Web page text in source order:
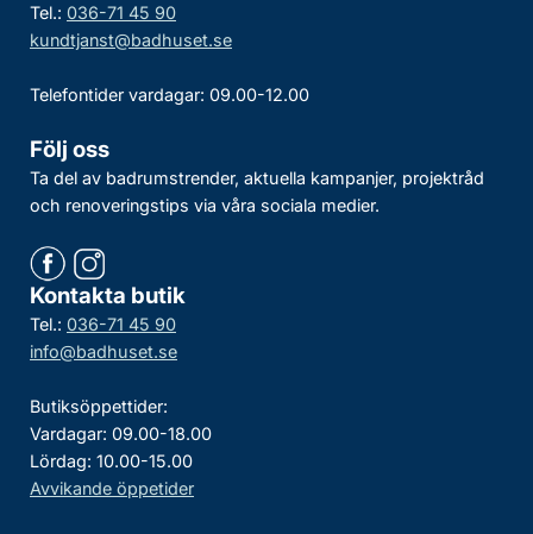
Tel.: 036-71 45 90
kundtjanst@badhuset.se
Telefontider vardagar: 09.00-12.00
Följ oss
Ta del av badrumstrender, aktuella kampanjer, projektråd
och renoveringstips via våra sociala medier.
Kontakta butik
Tel.: 036-71 45 90
info@badhuset.se
Butiksöppettider:
Vardagar: 09.00-18.00
Lördag: 10.00-15.00
Avvikande öppetider